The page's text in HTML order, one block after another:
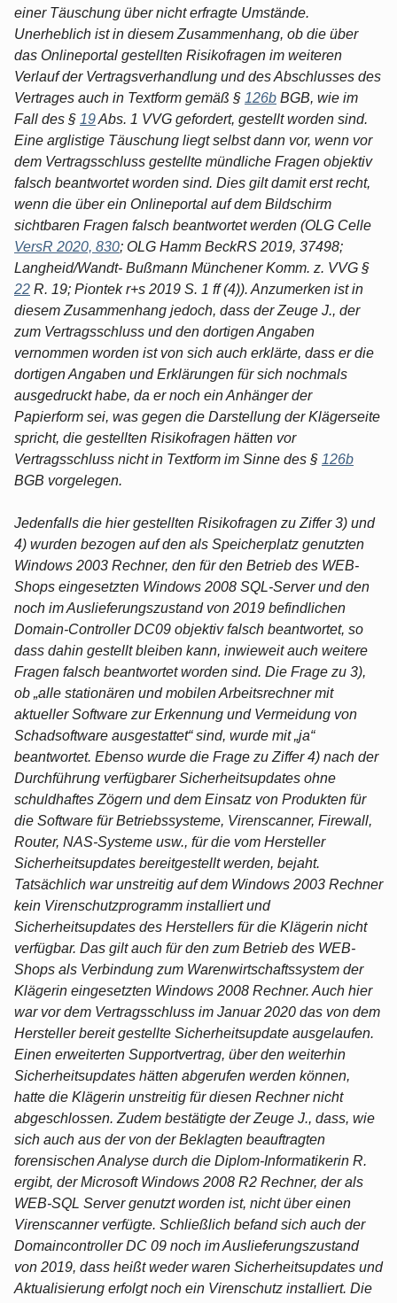
einer Täuschung über nicht erfragte Umstände.
Unerheblich ist in diesem Zusammenhang, ob die über
das Onlineportal gestellten Risikofragen im weiteren
Verlauf der Vertragsverhandlung und des Abschlusses des
Vertrages auch in Textform gemäß § 126b BGB, wie im
Fall des § 19Abs. 1 VVG gefordert, gestellt worden sind.
Eine arglistige Täuschung liegt selbst dann vor, wenn vor
dem Vertragsschluss gestellte mündliche Fragen objektiv
falsch beantwortet worden sind. Dies gilt damit erst recht,
wenn die über ein Onlineportal auf dem Bildschirm
sichtbaren Fragen falsch beantwortet werden (OLG Celle
VersR 2020, 830; OLG Hamm BeckRS 2019, 37498;
Langheid/Wandt- Bußmann Münchener Komm. z. VVG §
22 R. 19; Piontek r+s 2019 S. 1 ff (4)). Anzumerken ist in
diesem Zusammenhang jedoch, dass der Zeuge J., der
zum Vertragsschluss und den dortigen Angaben
vernommen worden ist von sich auch erklärte, dass er die
dortigen Angaben und Erklärungen für sich nochmals
ausgedruckt habe, da er noch ein Anhänger der
Papierform sei, was gegen die Darstellung der Klägerseite
spricht, die gestellten Risikofragen hätten vor
Vertragsschluss nicht in Textform im Sinne des § 126b
BGB vorgelegen.
Jedenfalls die hier gestellten Risikofragen zu Ziffer 3) und
4) wurden bezogen auf den als Speicherplatz genutzten
Windows 2003 Rechner, den für den Betrieb des WEB-
Shops eingesetzten Windows 2008 SQL-Server und den
noch im Auslieferungszustand von 2019 befindlichen
Domain-Controller DC09 objektiv falsch beantwortet, so
dass dahin gestellt bleiben kann, inwieweit auch weitere
Fragen falsch beantwortet worden sind. Die Frage zu 3),
ob „alle stationären und mobilen Arbeitsrechner mit
aktueller Software zur Erkennung und Vermeidung von
Schadsoftware ausgestattet“ sind, wurde mit „ja“
beantwortet. Ebenso wurde die Frage zu Ziffer 4) nach der
Durchführung verfügbarer Sicherheitsupdates ohne
schuldhaftes Zögern und dem Einsatz von Produkten für
die Software für Betriebssysteme, Virenscanner, Firewall,
Router, NAS-Systeme usw., für die vom Hersteller
Sicherheitsupdates bereitgestellt werden, bejaht.
Tatsächlich war unstreitig auf dem Windows 2003 Rechner
kein Virenschutzprogramm installiert und
Sicherheitsupdates des Herstellers für die Klägerin nicht
verfügbar. Das gilt auch für den zum Betrieb des WEB-
Shops als Verbindung zum Warenwirtschaftssystem der
Klägerin eingesetzten Windows 2008 Rechner. Auch hier
war vor dem Vertragsschluss im Januar 2020 das von dem
Hersteller bereit gestellte Sicherheitsupdate ausgelaufen.
Einen erweiterten Supportvertrag, über den weiterhin
Sicherheitsupdates hätten abgerufen werden können,
hatte die Klägerin unstreitig für diesen Rechner nicht
abgeschlossen. Zudem bestätigte der Zeuge J., dass, wie
sich auch aus der von der Beklagten beauftragten
forensischen Analyse durch die Diplom-Informatikerin R.
ergibt, der Microsoft Windows 2008 R2 Rechner, der als
WEB-SQL Server genutzt worden ist, nicht über einen
Virenscanner verfügte. Schließlich befand sich auch der
Domaincontroller DC 09 noch im Auslieferungszustand
von 2019, dass heißt weder waren Sicherheitsupdates und
Aktualisierung erfolgt noch ein Virenschutz installiert. Die